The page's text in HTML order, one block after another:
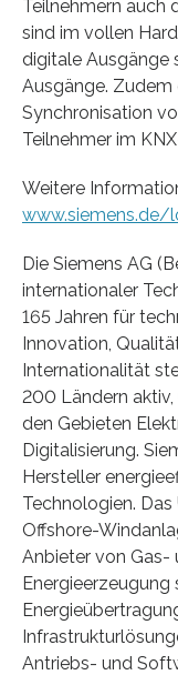
Teilnehmern auch
sind im vollen
digitale Ausgänge
Ausgänge.
Synchronisation
Teilnehmer im
Weitere
www.siemens.de/
Die Siemens AG
internationaler
165 Jahren für
Innovation,
Internationalität
200 Ländern
den Gebieten
Digitalisierung.
Hersteller
Technologien.
Offshore-
Anbieter von Gas-
Energieerzeugung
Antriebs- und